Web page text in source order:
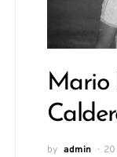
Mario
by admin